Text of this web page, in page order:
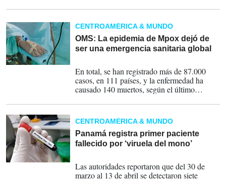
Mundial de la Salud.
CENTROAMÉRICA & MUNDO
OMS: La epidemia de Mpox dejó de
ser una emergencia sanitaria global
En total, se han registrado más de 87.000
casos, en 111 países, y la enfermedad ha
causado 140 muertos, según el último
CENTROAMÉRICA & MUNDO
Panamá registra primer paciente
fallecido por ‘viruela del mono’
Las autoridades reportaron que del 30 de
marzo al 13 de abril se detectaron siete